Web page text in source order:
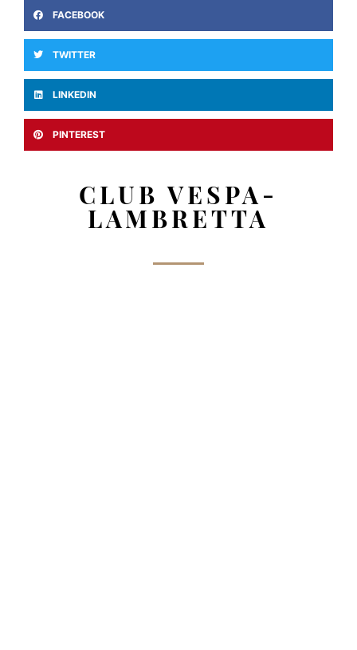
FACEBOOK
TWITTER
LINKEDIN
PINTEREST
CLUB VESPA-
LAMBRETTA